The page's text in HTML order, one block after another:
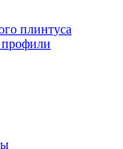
плинтуса
профили